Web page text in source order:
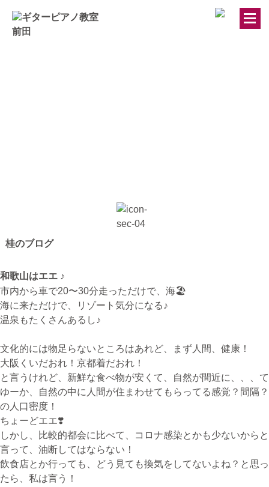
きのちゃんブログ
無料体験・お問合せ
ギター･ウクレレ教室について
TEL
073-454-9137
090-4764-9331
ピアノ教室について
桂のブログ
和歌山はエエ ♪
市内から車で20〜30分走っただけで、海🏖
海に来ただけで、リゾート気分になる♪
温泉もたくさんあるし♪
文化的には物足らないところはあれど、まず人間、健康！
大阪くいだおれ！京都着だおれ！
と言うけれど、新鮮な食べ物が安くて、自然が間近に、、、て
ゆーか、自然の中に人間が住まわせてもらってる感覚？間隔？
の人口密度！
ちょーどエエ❣️
しかし、比較的都会に比べて、コロナ感染とかも少ないからと
言って、油断してはならない！
飲食店とか行っても、どう見ても換気をしてないよね？と思っ
たら、私は言う！